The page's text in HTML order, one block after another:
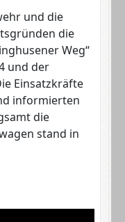
und die
die
Weg“
und der
Einsatzkräfte
informierten
die
stand in